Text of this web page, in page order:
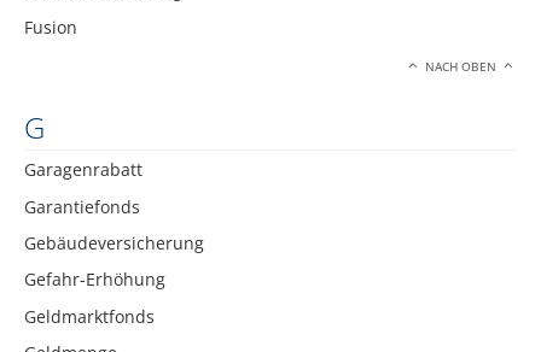
Fusion
NACH OBEN
G
Garagenrabatt
Garantiefonds
Gebäudeversicherung
Gefahr-Erhöhung
Geldmarktfonds